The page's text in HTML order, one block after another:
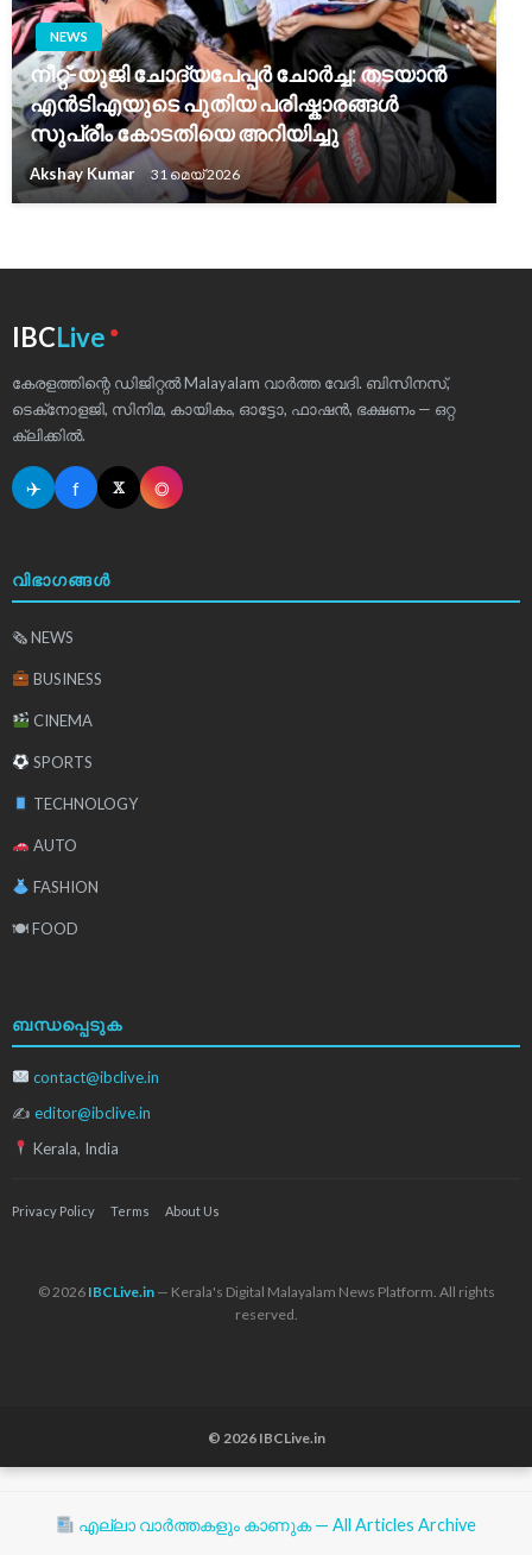
NEWS
നീറ്റ്-യുജി ചോദ്യപേപ്പർ ചോർച്ച: തടയാൻ
എൻടിഎയുടെ പുതിയ പരിഷ്കാരങ്ങൾ
സുപ്രീം കോടതിയെ അറിയിച്ചു
Akshay Kumar 31 മെയ്‌ 2026
IBCLive ●
കേരളത്തിന്റെ ഡിജിറ്റൽ Malayalam വാർത്ത വേദി. ബിസിനസ്,
ടെക്‌നോളജി, സിനിമ, കായികം, ഓട്ടോ, ഫാഷൻ, ഭക്ഷണം — ഒറ്റ
ക്ലിക്കിൽ.
✈ f 𝕏 ◎
വിഭാഗങ്ങൾ
🗞 NEWS
BUSINESS
CINEMA
SPORTS
TECHNOLOGY
AUTO
FASHION
🍽 FOOD
ബന്ധപ്പെടുക
contact@ibclive.in
✍ editor@ibclive.in
Kerala, India
Privacy Policy Terms About Us
© 2026 IBCLive.in— Kerala's Digital Malayalam News Platform. All rights
reserved.
© 2026 IBCLive.in
എല്ലാ വാർത്തകളും കാണുക — All Articles Archive